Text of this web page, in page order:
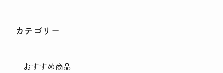
カテゴリー
おすすめ商品